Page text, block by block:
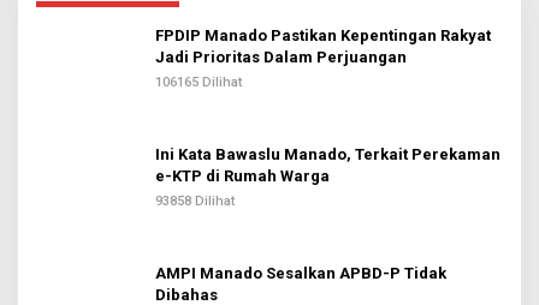
FPDIP Manado Pastikan Kepentingan Rakyat
Jadi Prioritas Dalam Perjuangan
106165 Dilihat
Ini Kata Bawaslu Manado, Terkait Perekaman
e-KTP di Rumah Warga
93858 Dilihat
AMPI Manado Sesalkan APBD-P Tidak
Dibahas